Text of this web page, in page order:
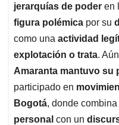
jerarquías de poder en
figura polémica por su
como una actividad
explotación o trata.
Amaranta mantuvo su
participado en
Bogotá, donde combina
personal con un